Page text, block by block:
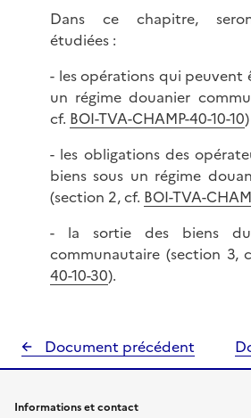
Dans ce chapitre,
étudiées :
- les opérations qui peuvent
un régime douanier
cf. BOI-TVA-CHAMP-40-10-10
- les obligations des
biens sous un régime
(section 2, cf. BOI-TVA-
- la sortie des biens du
communautaire (section 3,
40-10-30).
Document précédent
Informations et contact